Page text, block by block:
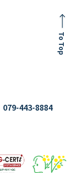
To Top
079-443-8884